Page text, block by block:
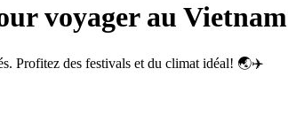
voyager au Vietnam
Profitez des festivals et du climat idéal! 🌏✈️